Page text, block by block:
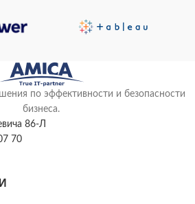
по эффективности и безопасности
бизнеса.
86-Л
70